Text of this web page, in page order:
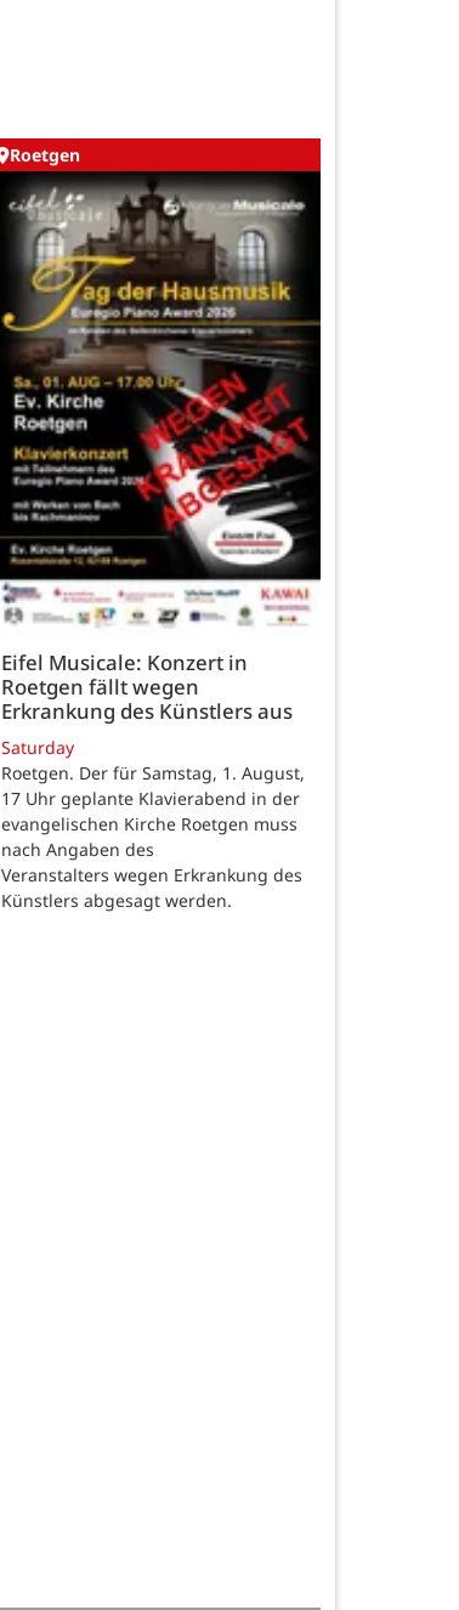
Roetgen
Eifel Musicale: Konzert in
Roetgen fällt wegen
Erkrankung des Künstlers aus
Saturday
Roetgen. Der für Samstag, 1. August,
17 Uhr geplante Klavierabend in der
evangelischen Kirche Roetgen muss
nach Angaben des
Veranstalters wegen Erkrankung des
Künstlers abgesagt werden.